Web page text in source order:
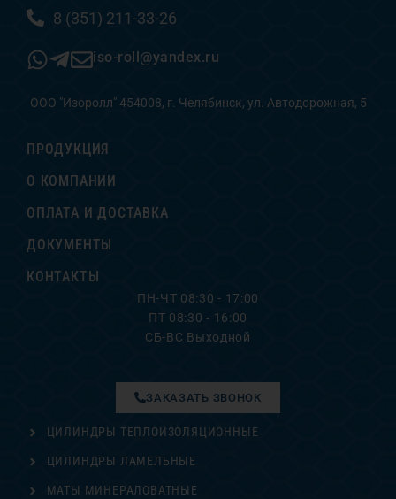
8 (351) 211-33-26
iso-roll@yandex.ru
ООО "Изоролл" 454008, г. Челябинск, ул. Автодорожная, 5
ПРОДУКЦИЯ
О КОМПАНИИ
ОПЛАТА И ДОСТАВКА
ДОКУМЕНТЫ
КОНТАКТЫ
ПН-ЧТ 08:30 - 17:00
ПТ 08:30 - 16:00
СБ-ВС Выходной
ЦИЛИНДРЫ ТЕПЛОИЗОЛЯЦИОННЫЕ
ЦИЛИНДРЫ ЛАМЕЛЬНЫЕ
МАТЫ МИНЕРАЛОВАТНЫЕ
ЗАКАЗАТЬ ЗВОНОК